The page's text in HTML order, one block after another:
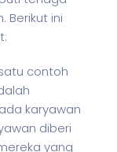
Berikut ini
contoh
karyawan
diberi
yang